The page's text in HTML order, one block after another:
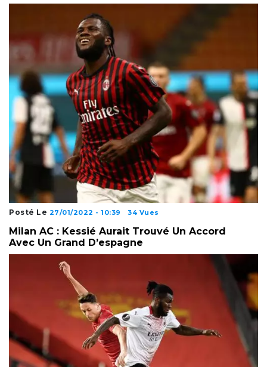
Posté Le 27/01/2022 - 10:39 34 Vues
Milan AC : Kessié Aurait Trouvé Un Accord
Avec Un Grand D’espagne